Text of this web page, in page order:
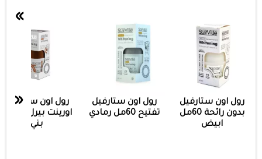
رول اون ستارفيل
بدون رائحة 60مل
ابيض
رول اون ستارفيل
تفتيح 60مل رمادي
رول اون ستارفيل
بني
»
«